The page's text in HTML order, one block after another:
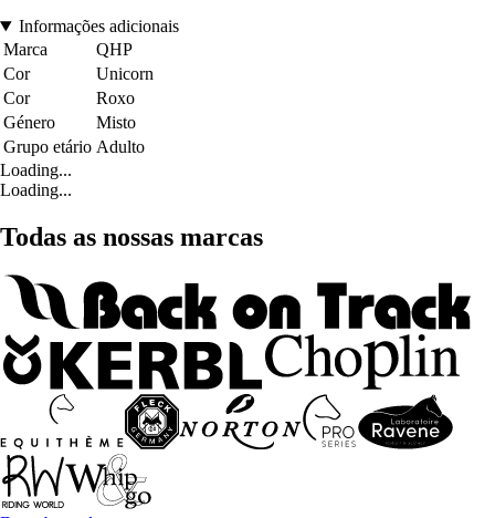
Informações adicionais
Marca
QHP
Cor
Unicorn
Cor
Roxo
Género
Misto
Grupo etário Adulto
Loading...
Loading...
Todas as nossas marcas